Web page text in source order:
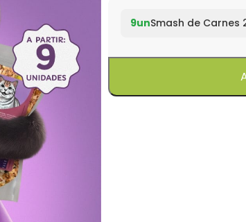
9unSmash de Carnes